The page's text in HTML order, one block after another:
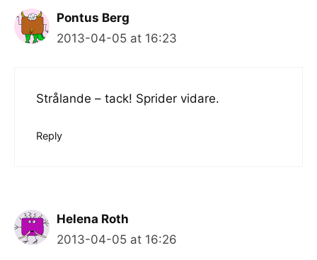
Pontus Berg
2013-04-05 at 16:23
Strålande – tack! Sprider vidare.
Reply
Helena Roth
2013-04-05 at 16:26